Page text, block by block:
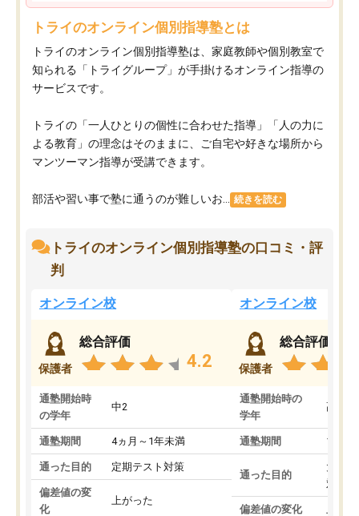
トライのオンライン個別指導塾とは
トライのオンライン個別指導塾は、家庭教師や個別教室で
知られる「トライグループ」が手掛けるオンライン指導の
サービスです。
トライの「一人ひとりの個性に合わせた指導」「人の力に
よる教育」の理念はそのままに、ご自宅や好きな場所から
マンツーマン指導が受講できます。
部活や習い事で塾に通うのが難しいお... 続きを読む
トライのオンライン個別指導塾の口コミ・評
判
オンライン校
保護者
総合評価
4.2
通塾開始時
の学年
中2
通塾期間 4ヵ月～1年未満
通った目的 定期テスト対策
偏差値の変
化
上がった
オンライン校
保護者
総合評価
通塾開始時の
学年
高3
通塾期間 1～3
通った目的
大学
対策
偏差値の変化